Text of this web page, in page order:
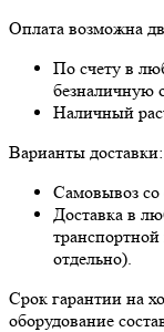
Оплата возможна
По счету в
безналичную
Наличный
Варианты доставки:
Самовывоз со
Доставка в
отдельно).
Срок гарантии на
оборудование